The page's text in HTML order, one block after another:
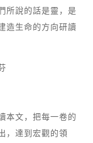
所說的話是靈，是
造生命的方向研讀
本文，把每一卷的
，達到宏觀的領